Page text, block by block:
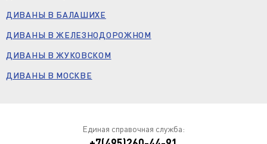
ДИВАНЫ В БАЛАШИХЕ
ДИВАНЫ В ЖЕЛЕЗНОДОРОЖНОМ
ДИВАНЫ В ЖУКОВСКОМ
ДИВАНЫ В МОСКВЕ
Единая справочная служба: